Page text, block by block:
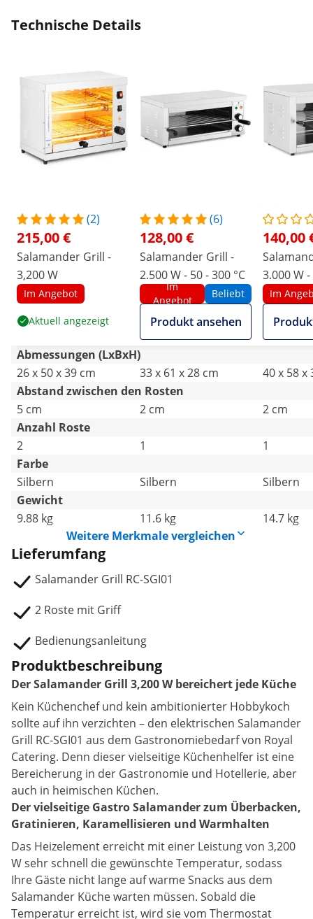
Technische Details
(2)
215,00 €
Salamander Grill -
3,200 W
Im Angebot
Aktuell angezeigt
(6)
128,00 €
Salamander Grill -
2.500 W - 50 - 300 °C
Im
Angebot
Beliebt
Produkt ansehen
140,00
3.000 W -
Im
Abmessungen (LxBxH)
26 x 50 x 39 cm
33 x 61 x 28 cm
40 x 58 x
Abstand zwischen den Rosten
5 cm
2 cm
2 cm
Anzahl Roste
2
1
1
Farbe
Silbern
Silbern
Silbern
Gewicht
9.88 kg
11.6 kg
14.7 kg
Weitere Merkmale vergleichen
Lieferumfang
Salamander Grill RC-SGI01
2 Roste mit Griff
Bedienungsanleitung
Produktbeschreibung
Der Salamander Grill 3,200 W bereichert jede Küche
Kein Küchenchef und kein ambitionierter Hobbykoch
sollte auf ihn verzichten – den elektrischen Salamander
Grill RC-SGI01 aus dem Gastronomiebedarf von Royal
Catering. Denn dieser vielseitige Küchenhelfer ist eine
Bereicherung in der Gastronomie und Hotellerie, aber
auch in heimischen Küchen.
Der vielseitige Gastro Salamander zum Überbacken,
Gratinieren, Karamellisieren und Warmhalten
Das Heizelement erreicht mit einer Leistung von 3,200
W sehr schnell die gewünschte Temperatur, sodass
Ihre Gäste nicht lange auf warme Snacks aus dem
Salamander Küche warten müssen. Sobald die
Temperatur erreicht ist, wird sie vom Thermostat